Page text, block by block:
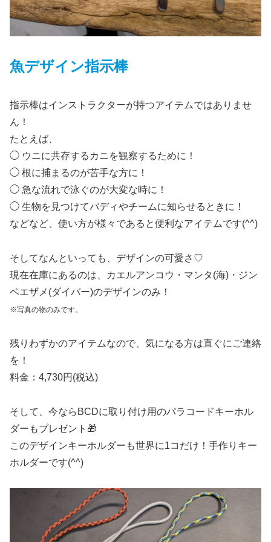
魚デザイン指示棒
指示棒はインストラクターが持つアイテムではありませ
ん！
たとえば、
◯ ウニに共存するカニを観察するために！
◯ 根に捕まるのが苦手な方に！
◯ 急な流れで泳ぐのが大変な時に！
◯ 生物を見つけてバディやチームに知らせるときに！
などなど、使い方が様々であると便利なアイテムです(^^)
そしてなんといっても、デザインの可愛さ♡
現在在庫にあるのは、カエルアンコウ・マンタ(海)・ジン
ベエザメ(ダイバー)のデザインのみ！
※写真の物のみです。
残りわずかのアイテムなので、気になる方は直ぐにご連絡
を！
料金：4,730円(税込)
そして、今ならBCDに取り付け用のパラコードキーホル
ダーもプレゼント🎁
このデザインキーホルダーも世界に1コだけ！手作りキー
ホルダーです(^^)